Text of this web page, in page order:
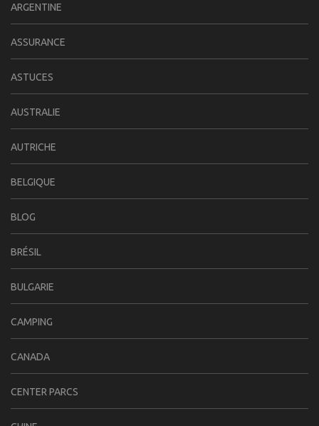
ARGENTINE
ASSURANCE
ASTUCES
AUSTRALIE
AUTRICHE
BELGIQUE
BLOG
BRÉSIL
BULGARIE
CAMPING
CANADA
CENTER PARCS